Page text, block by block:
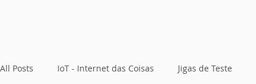
All Posts IoT - Internet das Coisas Jigas de Teste